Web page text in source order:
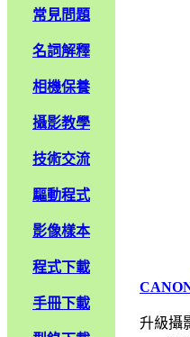
常見問題
名詞解釋
相機保養
攝影教學
技術交流
驅動程式
影像樣本
程式下載
手冊下載
升級攝